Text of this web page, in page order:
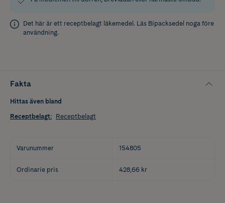
Det här är ett receptbelagt läkemedel. Läs Bipacksedel noga före
användning.
Fakta
Hittas även bland
Receptbelagt: Receptbelagt
Varunummer 154805
Ordinarie pris 428,66 kr